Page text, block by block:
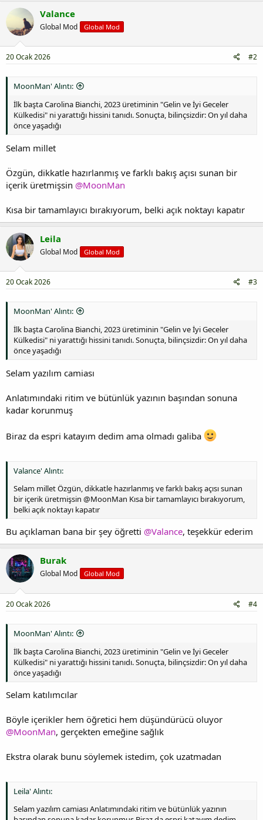
Valance
Global Mod Global Mod
20 Ocak 2026 #2
MoonMan' Alıntı:
İlk başta Carolina Bianchi, 2023 üretiminin "Gelin ve İyi Geceler
Külkedisi" ni yarattığı hissini tanıdı. Sonuçta, bilinçsizdir: On yıl daha
önce yaşadığı
Selam millet
Özgün, dikkatle hazırlanmış ve farklı bakış açısı sunan bir
içerik üretmişsin @MoonMan
Kısa bir tamamlayıcı bırakıyorum, belki açık noktayı kapatır
Leila
Global Mod Global Mod
20 Ocak 2026 #3
MoonMan' Alıntı:
İlk başta Carolina Bianchi, 2023 üretiminin "Gelin ve İyi Geceler
Külkedisi" ni yarattığı hissini tanıdı. Sonuçta, bilinçsizdir: On yıl daha
önce yaşadığı
Selam yazılım camiası
Anlatımındaki ritim ve bütünlük yazının başından sonuna
kadar korunmuş
Biraz da espri katayım dedim ama olmadı galiba
Valance' Alıntı:
Selam millet Özgün, dikkatle hazırlanmış ve farklı bakış açısı sunan
bir içerik üretmişsin @MoonMan Kısa bir tamamlayıcı bırakıyorum,
belki açık noktayı kapatır
Bu açıklaman bana bir şey öğretti @Valance, teşekkür ederim
Burak
Global Mod Global Mod
20 Ocak 2026 #4
MoonMan' Alıntı:
İlk başta Carolina Bianchi, 2023 üretiminin "Gelin ve İyi Geceler
Külkedisi" ni yarattığı hissini tanıdı. Sonuçta, bilinçsizdir: On yıl daha
önce yaşadığı
Selam katılımcılar
Böyle içerikler hem öğretici hem düşündürücü oluyor
@MoonMan, gerçekten emeğine sağlık
Ekstra olarak bunu söylemek istedim, çok uzatmadan
Leila' Alıntı:
Selam yazılım camiası Anlatımındaki ritim ve bütünlük yazının